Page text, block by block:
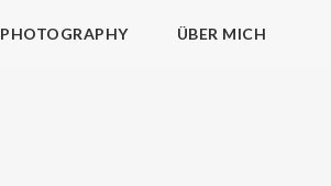
PHOTOGRAPHY ÜBER MICH